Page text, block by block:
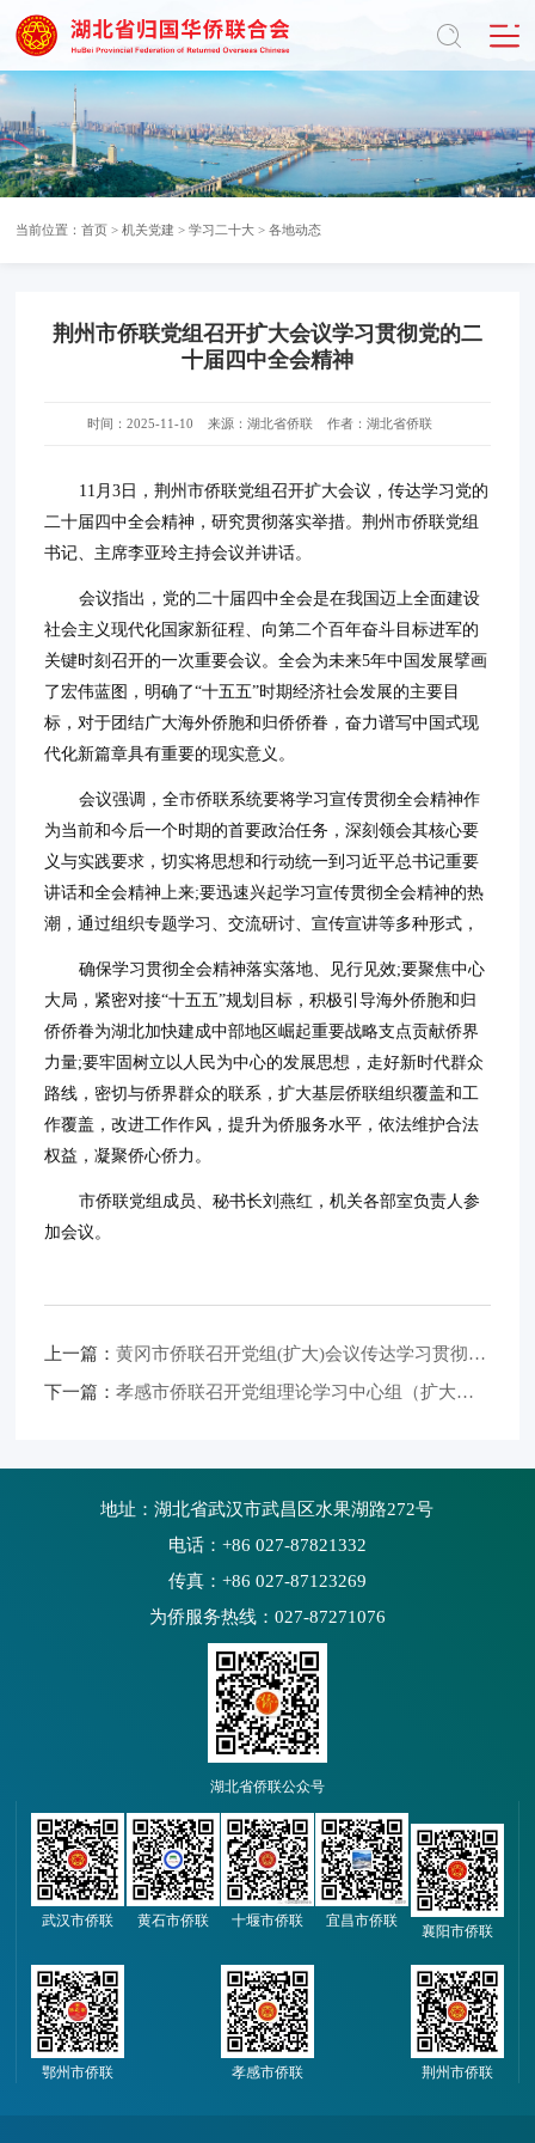
当前位置：首页 >机关党建 >学习二十大 >各地动态
荆州市侨联党组召开扩大会议学习贯彻党的二
十届四中全会精神
时间：2025-11-10 来源：湖北省侨联 作者：湖北省侨联
11月3日，荆州市侨联党组召开扩大会议，传达学习党的
二十届四中全会精神，研究贯彻落实举措。荆州市侨联党组
书记、主席李亚玲主持会议并讲话。
会议指出，党的二十届四中全会是在我国迈上全面建设
社会主义现代化国家新征程、向第二个百年奋斗目标进军的
关键时刻召开的一次重要会议。全会为未来5年中国发展擘画
了宏伟蓝图，明确了“十五五”时期经济社会发展的主要目
标，对于团结广大海外侨胞和归侨侨眷，奋力谱写中国式现
代化新篇章具有重要的现实意义。
会议强调，全市侨联系统要将学习宣传贯彻全会精神作
为当前和今后一个时期的首要政治任务，深刻领会其核心要
义与实践要求，切实将思想和行动统一到习近平总书记重要
讲话和全会精神上来;要迅速兴起学习宣传贯彻全会精神的热
潮，通过组织专题学习、交流研讨、宣传宣讲等多种形式，
确保学习贯彻全会精神落实落地、见行见效;要聚焦中心
大局，紧密对接“十五五”规划目标，积极引导海外侨胞和归
侨侨眷为湖北加快建成中部地区崛起重要战略支点贡献侨界
力量;要牢固树立以人民为中心的发展思想，走好新时代群众
路线，密切与侨界群众的联系，扩大基层侨联组织覆盖和工
作覆盖，改进工作作风，提升为侨服务水平，依法维护合法
权益，凝聚侨心侨力。
市侨联党组成员、秘书长刘燕红，机关各部室负责人参
加会议。
上一篇：黄冈市侨联召开党组(扩大)会议传达学习贯彻党的二十届四中全会精神
下一篇：孝感市侨联召开党组理论学习中心组（扩大）学习会——深学笃行二十届四中全会精神 以"五张侨牌"助力副中心建设
地址：湖北省武汉市武昌区水果湖路272号
电话：+86 027-87821332
传真：+86 027-87123269
为侨服务热线：027-87271076
湖北省侨联公众号
武汉市侨联 黄石市侨联 十堰市侨联 宜昌市侨联
襄阳市侨联
鄂州市侨联 孝感市侨联 荆州市侨联